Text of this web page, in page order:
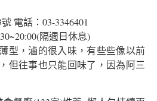
電話：03-3346401
隔週日休息)
型，滷的很入味，有些些像以前
但往事也只能回味了，因為阿三